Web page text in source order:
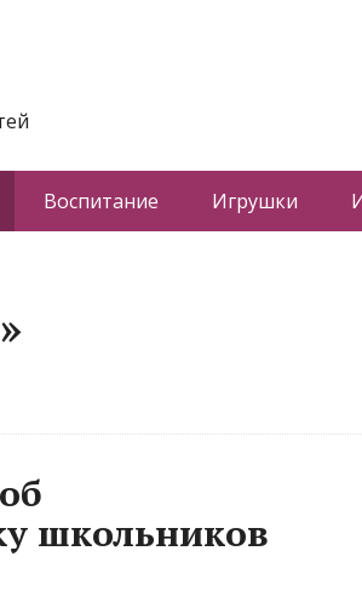
Воспитание Игрушки
школьников